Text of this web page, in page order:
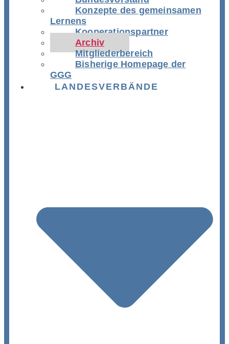
Konzepte des gemeinsamen
Lernens
Kooperationspartner
Archiv
Mitgliederbereich
Bisherige Homepage der
GGG
LANDESVERBÄNDE